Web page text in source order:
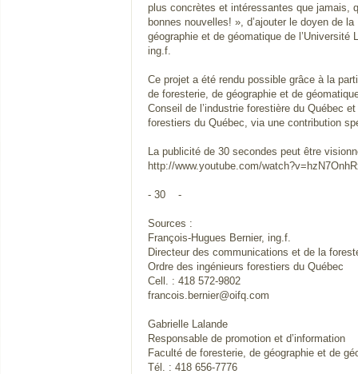
plus concrètes et intéressantes que jamais,
bonnes nouvelles! », d’ajouter le doyen de
géographie et de géomatique de l’Université
ing.f.
Ce projet a été rendu possible grâce à la
de foresterie, de géographie et de
Conseil de l’industrie forestière du Québec
forestiers du Québec, via une contribution
La publicité de 30 secondes peut être
http://www.youtube.com/
- 30 -
Sources :
François-Hugues Bernier, ing.f.
Directeur des communications et de la
Ordre des ingénieurs forestiers du Québec
Cell. : 418 572-9802
francois.bernier@oifq.com
Gabrielle Lalande
Responsable de promotion et d’information
Faculté de foresterie, de géographie et de
Tél. : 418 656-7776